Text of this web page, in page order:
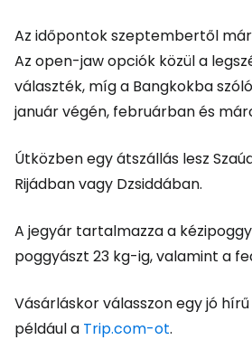
Az időpontok szeptembertől
Az open-jaw opciók közül a
választék, míg a Bangkokba
január végén, februárban és
Útközben egy átszállás lesz
Rijádban vagy Dzsiddában.
A jegyár tartalmazza a
poggyászt 23 kg-ig, valamint a
Vásárláskor válasszon egy jó
például a Trip.com-ot.